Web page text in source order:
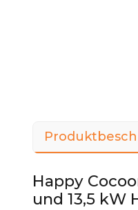
Happy
und 13,5 kW